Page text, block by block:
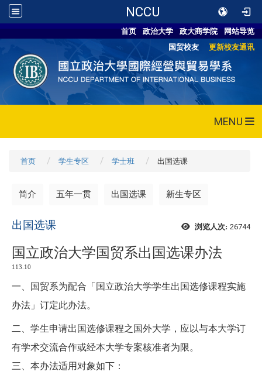
NCCU
首页 政治大学 政大商学院
网站导览
国贸校友
更新校友通讯
MENU
首页 学生专区 学士班 出国选课
简介 五年一贯 出国选课 新生专区
浏览人次: 26744
出国选课
国立政治大学国贸系出国选课办法
113.10
一、国贸系为配合「国立政治大学学生出国选修课程实施
办法」订定此办法。
二、学生申请出国选修课程之国外大学，应以与本大学订
有学术交流合作或经本大学专案核准者为限。
三、本办法适用对象如下：